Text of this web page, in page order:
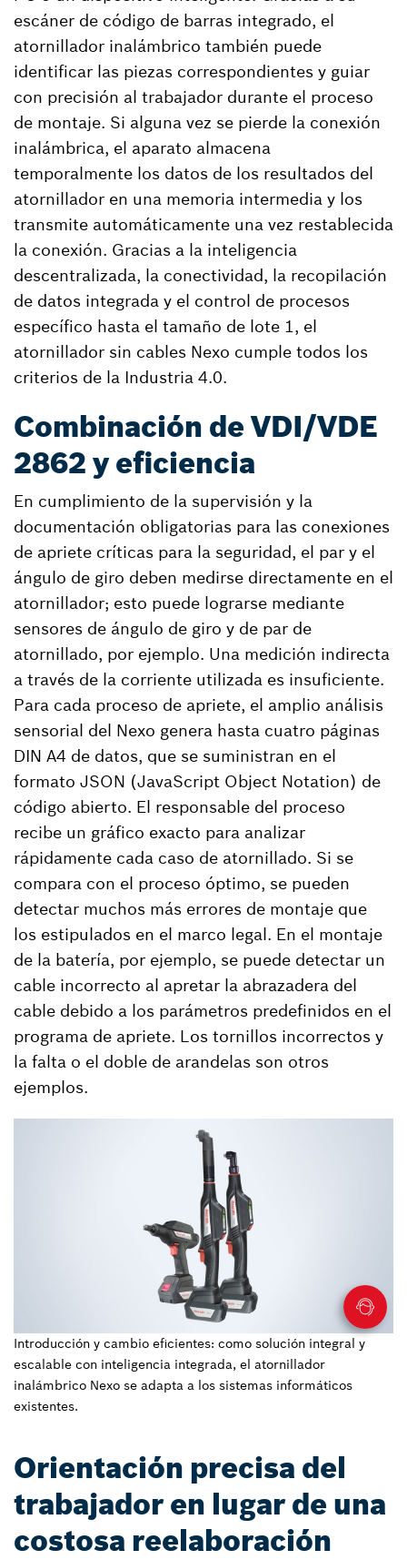
escáner de código de barras integrado, el
atornillador inalámbrico también puede
identificar las piezas correspondientes y guiar
con precisión al trabajador durante el proceso
de montaje. Si alguna vez se pierde la conexión
inalámbrica, el aparato almacena
temporalmente los datos de los resultados del
atornillador en una memoria intermedia y los
transmite automáticamente una vez restablecida
la conexión. Gracias a la inteligencia
descentralizada, la conectividad, la recopilación
de datos integrada y el control de procesos
específico hasta el tamaño de lote 1, el
atornillador sin cables Nexo cumple todos los
criterios de la Industria 4.0.
Combinación de VDI/VDE
2862 y eficiencia
En cumplimiento de la supervisión y la
documentación obligatorias para las conexiones
de apriete críticas para la seguridad, el par y el
ángulo de giro deben medirse directamente en el
atornillador; esto puede lograrse mediante
sensores de ángulo de giro y de par de
atornillado, por ejemplo. Una medición indirecta
a través de la corriente utilizada es insuficiente.
Para cada proceso de apriete, el amplio análisis
sensorial del Nexo genera hasta cuatro páginas
DIN A4 de datos, que se suministran en el
formato JSON (JavaScript Object Notation) de
código abierto. El responsable del proceso
recibe un gráfico exacto para analizar
rápidamente cada caso de atornillado. Si se
compara con el proceso óptimo, se pueden
detectar muchos más errores de montaje que
los estipulados en el marco legal. En el montaje
de la batería, por ejemplo, se puede detectar un
cable incorrecto al apretar la abrazadera del
cable debido a los parámetros predefinidos en el
programa de apriete. Los tornillos incorrectos y
la falta o el doble de arandelas son otros
ejemplos.
Introducción y cambio eficientes: como solución integral y
escalable con inteligencia integrada, el atornillador
inalámbrico Nexo se adapta a los sistemas informáticos
existentes.
Orientación precisa del
trabajador en lugar de una
costosa reelaboración